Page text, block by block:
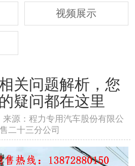
视频展示
关问题解析，您
疑问都在这里
源：程力专用汽车股份有限公
二十三分公司